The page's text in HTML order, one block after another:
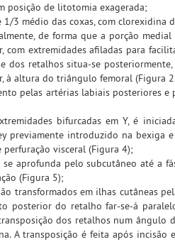
posição de litotomia exagerada;
3 médio das coxas, com clorexidina
de forma que a porção
extremidades afiladas para
dos retalhos situa-se
à altura do triângulo femoral (Figura
pelas artérias labiais posteriores
bifurcadas em Y, é
previamente introduzido na bexiga
perfuração visceral (Figura 4);
aprofunda pelo subcutâneo até a
(Figura 5);
transformados em ilhas cutâneas
posterior do retalho far-se-á
dos retalhos num ângulo
A transposição é feita após incisão